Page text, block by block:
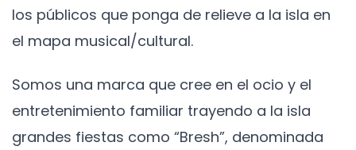
los públicos que ponga de relieve a la isla en
el mapa musical/cultural.
Somos una marca que cree en el ocio y el
entretenimiento familiar trayendo a la isla
grandes fiestas como “Bresh”, denominada